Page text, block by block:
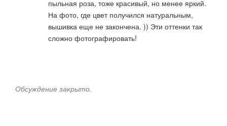
пыльная роза, тоже красивый, но менее яркий.
На фото, где цвет получился натуральным,
вышивка еще не закончена. )) Эти оттенки так
сложно фотографировать!
Обсуждение закрыто.